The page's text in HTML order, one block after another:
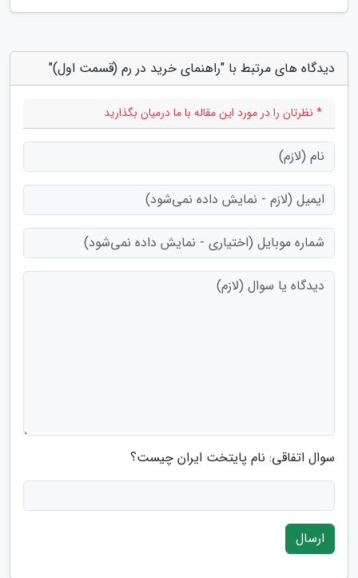
دیدگاه های مرتبط با "راهنمای خرید در رم (قسمت اول)"
* نظرتان را در مورد این مقاله با ما درمیان بگذارید
سوال اتفاقی: نام پایتخت ایران چیست؟
ارسال